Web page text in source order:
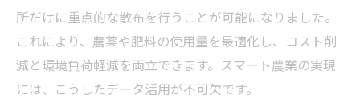
所だけに重点的な散布を行うことが可能になりました。
これにより、農薬や肥料の使用量を最適化し、コスト削
減と環境負荷軽減を両立できます。スマート農業の実現
には、こうしたデータ活用が不可欠です。